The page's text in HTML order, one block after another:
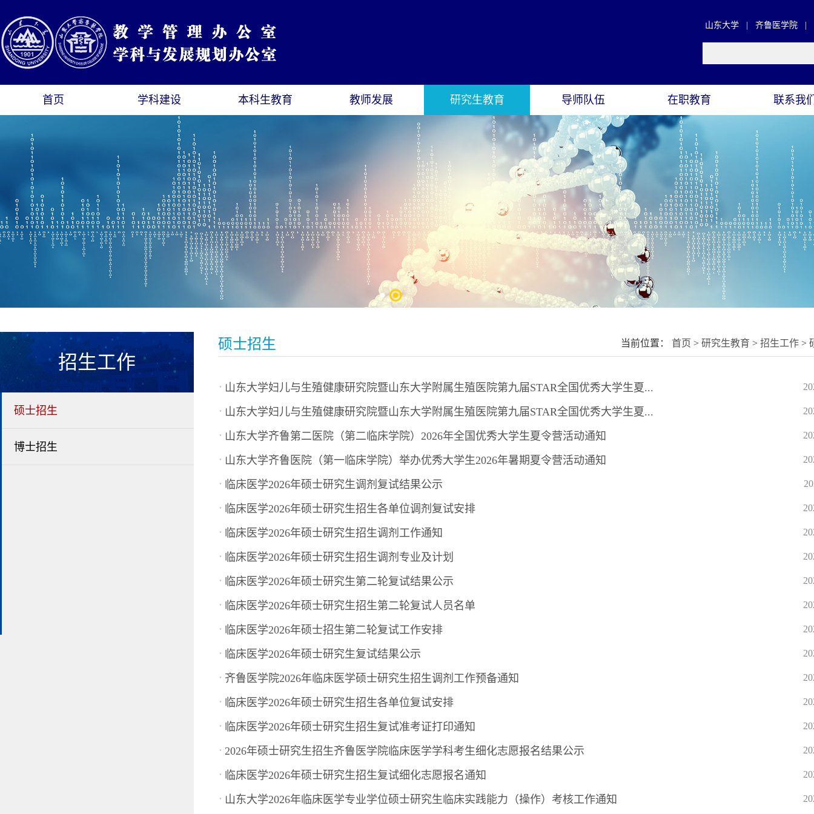
山东大学 齐鲁医学院
首页 学科建设 本科生教育 教师发展 研究生教育 导师队伍 在职教育 联系我
招生工作
硕士招生
博士招生
硕士招生 当前位置： 首页 > 研究生教育 > 招生工作 >
· 山东大学妇儿与生殖健康研究院暨山东大学附属生殖医院第九届STAR全国优秀大学生夏...
· 山东大学妇儿与生殖健康研究院暨山东大学附属生殖医院第九届STAR全国优秀大学生夏...
· 山东大学齐鲁第二医院（第二临床学院）2026年全国优秀大学生夏令营活动通知
· 山东大学齐鲁医院（第一临床学院）举办优秀大学生2026年暑期夏令营活动通知
· 临床医学2026年硕士研究生调剂复试结果公示
· 临床医学2026年硕士研究生招生各单位调剂复试安排
· 临床医学2026年硕士研究生招生调剂工作通知
· 临床医学2026年硕士研究生招生调剂专业及计划
· 临床医学2026年硕士研究生第二轮复试结果公示
· 临床医学2026年硕士研究生招生第二轮复试人员名单
· 临床医学2026年硕士招生第二轮复试工作安排
· 临床医学2026年硕士研究生复试结果公示
· 齐鲁医学院2026年临床医学硕士研究生招生调剂工作预备通知
· 临床医学2026年硕士研究生招生各单位复试安排
· 临床医学2026年硕士研究生招生复试准考证打印通知
· 2026年硕士研究生招生齐鲁医学院临床医学学科考生细化志愿报名结果公示
· 临床医学2026年硕士研究生招生复试细化志愿报名通知
· 山东大学2026年临床医学专业学位硕士研究生临床实践能力（操作）考核工作通知